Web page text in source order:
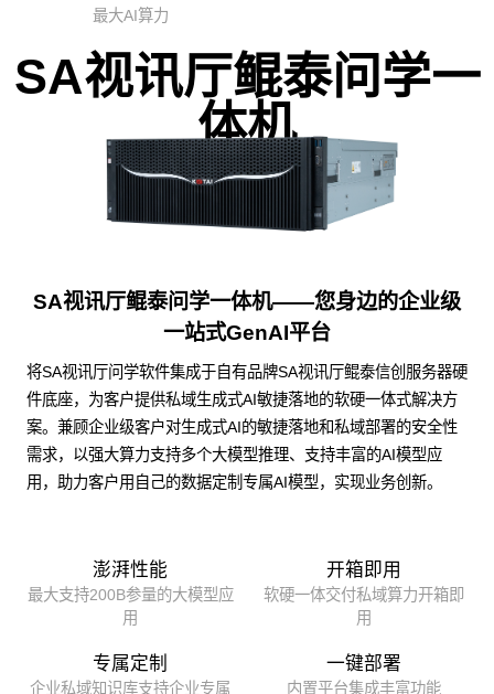
最大AI算力
SA视讯厅鲲泰问学一
体机
SA视讯厅鲲泰问学一体机——您身边的企业级
一站式GenAI平台
将SA视讯厅问学软件集成于自有品牌SA视讯厅鲲泰信创服务器硬
件底座，为客户提供私域生成式AI敏捷落地的软硬一体式解决方
案。兼顾企业级客户对生成式AI的敏捷落地和私域部署的安全性
需求，以强大算力支持多个大模型推理、支持丰富的AI模型应
用，助力客户用自己的数据定制专属AI模型，实现业务创新。
澎湃性能
最大支持200B参量的大模型应
用
开箱即用
软硬一体交付私域算力开箱即
用
专属定制
企业私域知识库支持企业专属
一键部署
内置平台集成丰富功能